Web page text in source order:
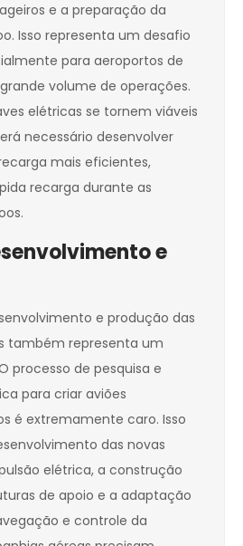
e a preparação da
Isso representa um desafio
para aeroportos de
volume de operações.
elétricas se tornem viáveis
necessário desenvolver
mais eficientes,
recarga durante as
e
e produção das
também representa um
processo de pesquisa e
para criar aviões
é extremamente caro. Isso
das novas
elétrica, a construção
de apoio e a adaptação
e controle da